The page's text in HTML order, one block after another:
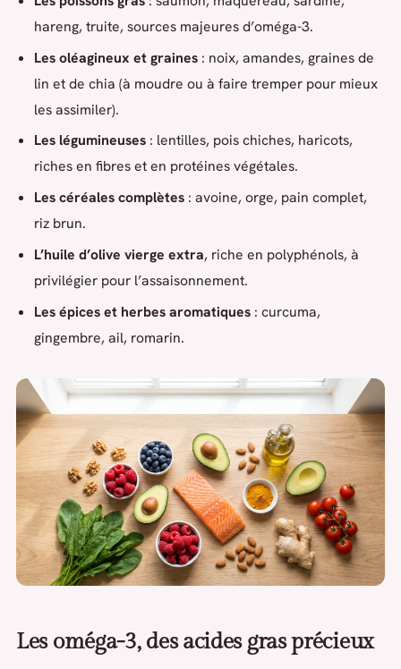
hareng, truite, sources majeures d’oméga-3.
Les oléagineux et graines : noix, amandes, graines de
lin et de chia (à moudre ou à faire tremper pour mieux
les assimiler).
Les légumineuses : lentilles, pois chiches, haricots,
riches en fibres et en protéines végétales.
Les céréales complètes : avoine, orge, pain complet,
riz brun.
L’huile d’olive vierge extra, riche en polyphénols, à
privilégier pour l’assaisonnement.
Les épices et herbes aromatiques : curcuma,
gingembre, ail, romarin.
Les oméga-3, des acides gras précieux